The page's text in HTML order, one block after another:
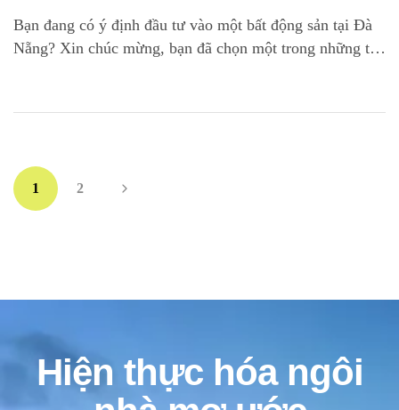
Bạn đang có ý định đầu tư vào một bất động sản tại Đà
Nẵng? Xin chúc mừng, bạn đã chọn một trong những thị
mà bất kỳ nhà đầu tư thông thái nào […]
1 2
Hiện thực hóa ngôi